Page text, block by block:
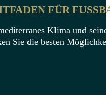
FÜR
Klima und
Sie die besten